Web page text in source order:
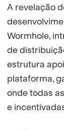
A revelação
Wormhole,
de
estrutura
plataforma,
onde todas
e